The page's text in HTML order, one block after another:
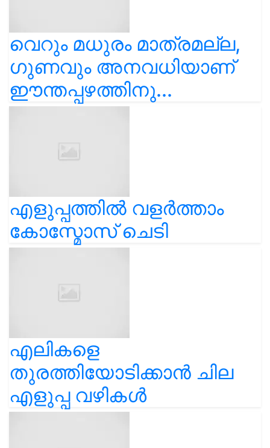
വെറും മധുരം മാത്രമല്ല,
ഗുണവും അനവധിയാണ്
ഈന്തപ്പഴത്തിനു...
എളുപ്പത്തിൽ വളർത്താം
കോസ്മോസ് ചെടി
എലികളെ
തുരത്തിയോടിക്കാൻ ചില
എളുപ്പ വഴികൾ